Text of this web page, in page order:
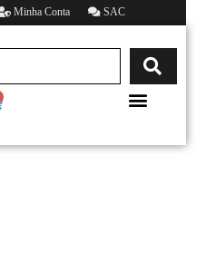
Minha Conta SAC